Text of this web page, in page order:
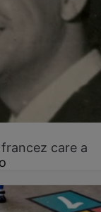
care a